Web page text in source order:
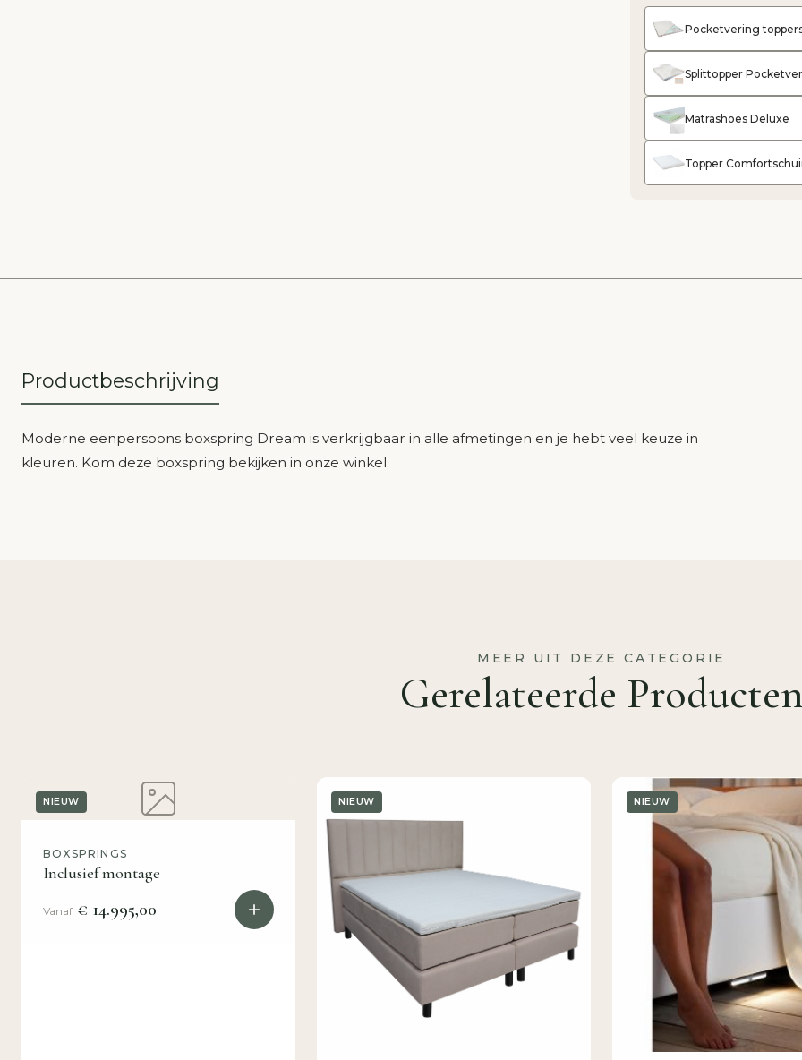
Pocketvering
Splittopper
Matrashoes Deluxe
Topper
Productbeschrijving
Moderne eenpersoons boxspring Dream is verkrijgbaar in alle afmetingen en je hebt veel keuze in
kleuren. Kom deze boxspring bekijken in onze winkel.
MEER UIT DEZE CATEGORIE
Gerelateerde
NIEUW
BOXSPRINGS
Inclusief montage
Vanaf € 14.995,00
NIEUW NIEUW